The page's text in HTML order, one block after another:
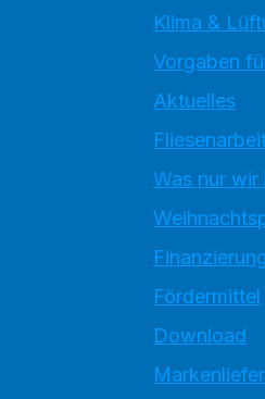
Klima &
Vorgaben
Aktuelles
Was nur wir
Fördermittel
Download